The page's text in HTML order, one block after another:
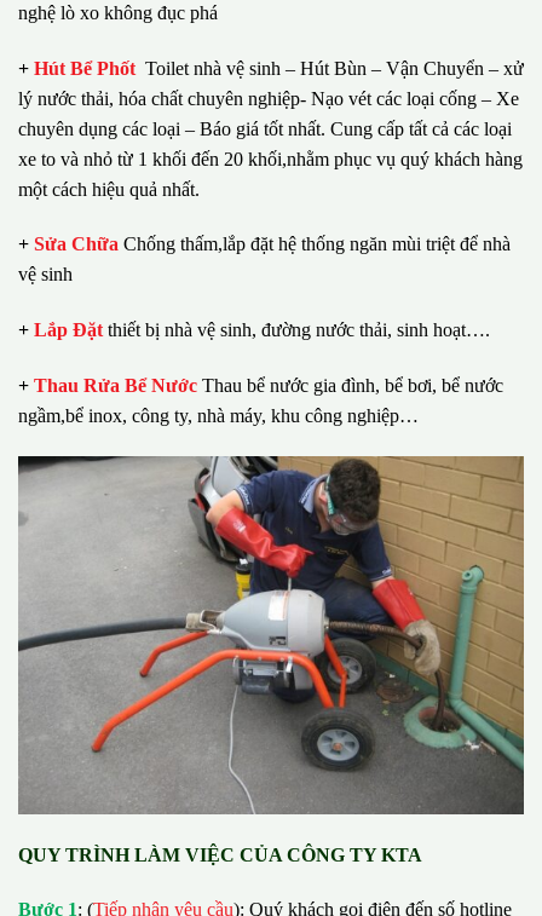
nghệ lò xo không đục phá
+ Hút Bể Phốt Toilet nhà vệ sinh – Hút Bùn – Vận Chuyển – xử
lý nước thải, hóa chất chuyên nghiệp- Nạo vét các loại cống – Xe
chuyên dụng các loại – Báo giá tốt nhất. Cung cấp tất cả các loại
xe to và nhỏ từ 1 khối đến 20 khối,nhằm phục vụ quý khách hàng
một cách hiệu quả nhất.
+ Sửa Chữa Chống thấm,lắp đặt hệ thống ngăn mùi triệt để nhà
vệ sinh
+ Lắp Đặt thiết bị nhà vệ sinh, đường nước thải, sinh hoạt….
+ Thau Rửa Bể Nước Thau bể nước gia đình, bể bơi, bể nước
ngầm,bể inox, công ty, nhà máy, khu công nghiệp…
QUY TRÌNH LÀM VIỆC CỦA CÔNG TY KTA
Bước 1: (Tiếp nhận yêu cầu): Quý khách gọi điện đến số hotline